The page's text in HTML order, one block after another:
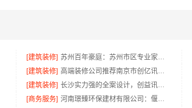
[建筑装修]
[建筑装修]
[建筑装修]
[商务服务]